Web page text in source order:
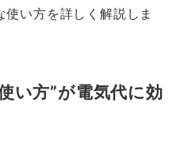
い方を詳しく解説しま
い方”が電気代に効